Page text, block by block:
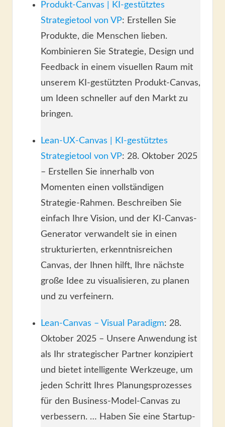
Produkt-Canvas | KI-gestütztes
Strategietool von VP: Erstellen Sie
Produkte, die Menschen lieben.
Kombinieren Sie Strategie, Design und
Feedback in einem visuellen Raum mit
unserem KI-gestützten Produkt-Canvas,
um Ideen schneller auf den Markt zu
bringen.
Lean-UX-Canvas | KI-gestütztes
Strategietool von VP: 28. Oktober 2025
– Erstellen Sie innerhalb von
Momenten einen vollständigen
Strategie-Rahmen. Beschreiben Sie
einfach Ihre Vision, und der KI-Canvas-
Generator verwandelt sie in einen
strukturierten, erkenntnisreichen
Canvas, der Ihnen hilft, Ihre nächste
große Idee zu visualisieren, zu planen
und zu verfeinern.
Lean-Canvas – Visual Paradigm: 28.
Oktober 2025 – Unsere Anwendung ist
als Ihr strategischer Partner konzipiert
und bietet intelligente Werkzeuge, um
jeden Schritt Ihres Planungsprozesses
für den Business-Model-Canvas zu
verbessern. … Haben Sie eine Startup-